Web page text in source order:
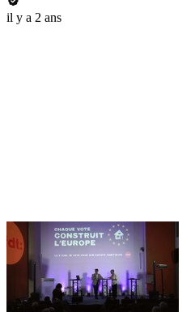
il y a 2 ans